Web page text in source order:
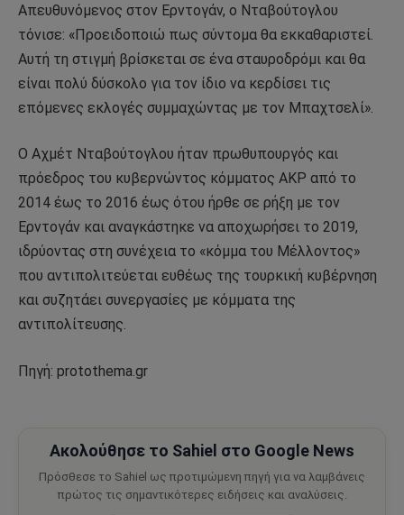
Απευθυνόμενος στον Ερντογάν, ο Νταβούτογλου
τόνισε: «Προειδοποιώ πως σύντομα θα εκκαθαριστεί.
Αυτή τη στιγμή βρίσκεται σε ένα σταυροδρόμι και θα
είναι πολύ δύσκολο για τον ίδιο να κερδίσει τις
επόμενες εκλογές συμμαχώντας με τον Μπαχτσελί».
Ο Αχμέτ Νταβούτογλου ήταν πρωθυπουργός και
πρόεδρος του κυβερνώντος κόμματος ΑΚΡ από το
2014 έως το 2016 έως ότου ήρθε σε ρήξη με τον
Ερντογάν και αναγκάστηκε να αποχωρήσει το 2019,
ιδρύοντας στη συνέχεια το «κόμμα του Μέλλοντος»
που αντιπολιτεύεται ευθέως της τουρκική κυβέρνηση
και συζητάει συνεργασίες με κόμματα της
αντιπολίτευσης.
Πηγή: protothema.gr
Ακολούθησε το Sahiel στο Google News
Πρόσθεσε το Sahiel ως προτιμώμενη πηγή για να λαμβάνεις
πρώτος τις σημαντικότερες ειδήσεις και αναλύσεις.